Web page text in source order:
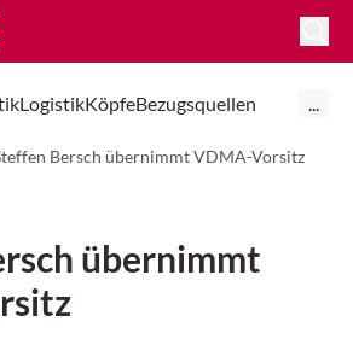
LogistikKöpfeBezugsquellen ...
Bersch übernimmt VDMA-Vorsitz
übernimmt